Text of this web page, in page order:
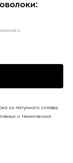
к
из латунного сплава,
и технических